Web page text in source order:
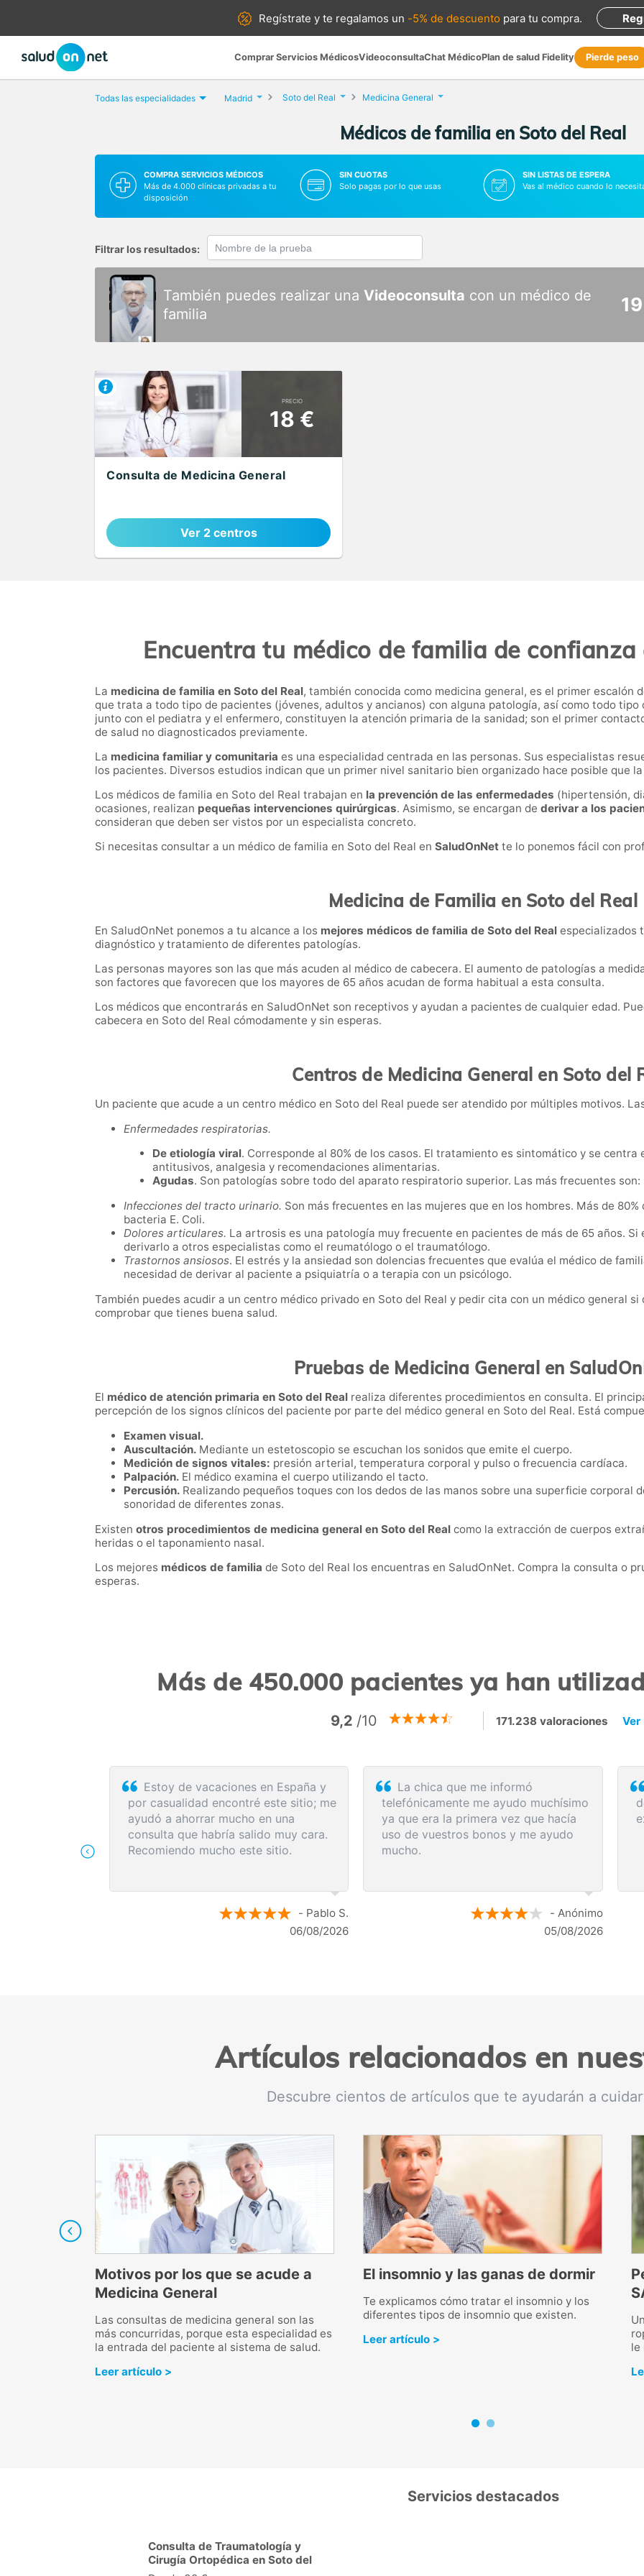
Regístrate yte regalamos un -5% de descuento para tu compra.
Comprar Servicios MédicosVideoconsultaChat MédicoPlan de salud Fidelity Pierde peso
Todas las especialidades Madrid Soto del Real Medicina General
Médicos de familia en Soto del Real
COMPRA SERVICIOS MÉDICOS
Más de 4.000 clínicas privadas a tu
disposición
SIN CUOTAS
Solo pagas por lo que usas
SIN LISTAS DE ESPERA
Vas al médico cuando lo
Filtrar los resultados:
También puedes realizar una Videoconsulta con un médico de
familia
PRECIO
18 €
Consulta de Medicina General
Ver 2 centros
Encuentra tu médico de familia de confianza
La medicina de familia en Soto del Real, también conocida como medicina general, es el primer escalón
que trata a todo tipo de pacientes (jóvenes, adultos y ancianos) con alguna patología, así como todo tipo
junto con el pediatra y el enfermero, constituyen la atención primaria de la sanidad; son el primer
de salud no diagnosticados previamente.
La medicina familiar y comunitaria es una especialidad centrada en las personas. Sus especialistas
los pacientes. Diversos estudios indican que un primer nivel sanitario bien organizado hace posible que
Los médicos de familia en Soto del Real trabajan en la prevención de las enfermedades (hipertensión,
ocasiones, realizan pequeñas intervenciones quirúrgicas. Asimismo, se encargan de derivar a los
consideran que deben ser vistos por un especialista concreto.
Si necesitas consultar a un médico de familia en Soto del Real en SaludOnNet te lo ponemos fácil con
Medicina de Familia en Soto del Real
En SaludOnNet ponemos a tu alcance a los mejores médicos de familia de Soto del Real especializados
diagnóstico y tratamiento de diferentes patologías.
Las personas mayores son las que más acuden al médico de cabecera. El aumento de patologías a
son factores que favorecen que los mayores de 65 años acudan de forma habitual a esta consulta.
Los médicos que encontrarás en SaludOnNet son receptivos y ayudan a pacientes de cualquier edad.
cabecera en Soto del Real cómodamente y sin esperas.
Centros de Medicina General en Soto del
Un paciente que acude a un centro médico en Soto del Real puede ser atendido por múltiples motivos.
Enfermedades respiratorias.
De etiología viral. Corresponde al 80% de los casos. El tratamiento es sintomático y se
antitusivos, analgesia y recomendaciones alimentarias.
Agudas. Son patologías sobre todo del aparato respiratorio superior. Las más frecuentes
Infecciones del tracto urinario. Son más frecuentes en las mujeres que en los hombres. Más de
bacteria E. Coli.
Dolores articulares. La artrosis es una patología muy frecuente en pacientes de más de 65 años.
derivarlo a otros especialistas como el reumatólogo o el traumatólogo.
Trastornos ansiosos. El estrés y la ansiedad son dolencias frecuentes que evalúa el médico de
necesidad de derivar al paciente a psiquiatría o a terapia con un psicólogo.
También puedes acudir a un centro médico privado en Soto del Real y pedir cita con un médico general
comprobar que tienes buena salud.
Pruebas de Medicina General en
El médico de atención primaria en Soto del Real realiza diferentes procedimientos en consulta. El
percepción de los signos clínicos del paciente por parte del médico general en Soto del Real. Está
Examen visual.
Auscultación. Mediante un estetoscopio se escuchan los sonidos que emite el cuerpo.
Medición de signos vitales: presión arterial, temperatura corporal y pulso o frecuencia cardíaca.
Palpación. El médico examina el cuerpo utilizando el tacto.
Percusión. Realizando pequeños toques con los dedos de las manos sobre una superficie corporal
sonoridad de diferentes zonas.
Existen otros procedimientos de medicina general en Soto del Real como la extracción de cuerpos
heridas o el taponamiento nasal.
Los mejores médicos de familia de Soto del Real los encuentras en SaludOnNet. Compra la consulta o
esperas.
Más de 450.000 pacientes ya han
9,2 /10 171.238 valoraciones Ver
El proceso de reserva fue
sumamente sencillo. La videollamada
con la médica resultó de gran ayuda:
me explicó detalladamente las
posibles causas de mi dolencia, me
resultados de la resonancia.
- Anónimo
04/08/2026
Rapidez y eficacia en la compra de
los servicios médicos. Lo recomiendo.
- Anónimo
04/08/2026
Artículos relacionados en
Descubre cientos de artículos que te ayudarán a
Motivos por los que se acude a
Medicina General
Las consultas de medicina general son las
más concurridas, porque esta especialidad es
la entrada del paciente al sistema de salud.
Leer artículo >
El insomnio y las ganas de dormir
Te explicamos cómo tratar el insomnio y los
diferentes tipos de insomnio que existen.
Leer artículo >
le
Servicios destacados
Consulta de Traumatología y
Cirugía Ortopédica en Soto del